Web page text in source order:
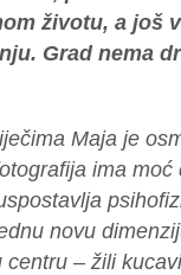
životu, a još
Grad nema
Maja je
ima moć
novu
– žili